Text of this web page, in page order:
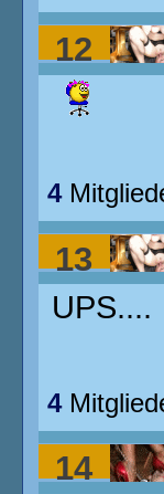
12
Blackman in
4
13
Blackman in
UPS....
4
14